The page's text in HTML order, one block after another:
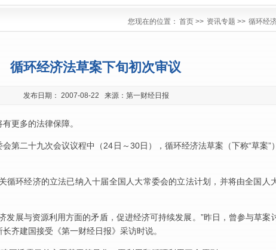
您现在的位置： 首页 >> 资讯专题 >> 循环经
循环经济法草案下旬初次审议
发布日期： 2007-08-22 来源：第一财经日报
更多的法律保障。
第二十九次会议议程中（24日～30日），循环经济法草案（下称“草案”
循环经济的立法已纳入十届全国人大常委会的立法计划，并将由全国人
发展与资源利用方面的矛盾，促进经济可持续发展。”昨日，曾参与草案
齐建国接受《第一财经日报》采访时说。